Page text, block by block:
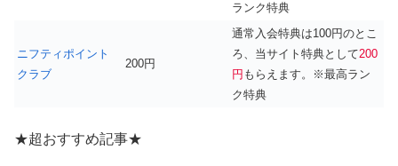
ランク特典
ニフティポイント
クラブ
200円
通常入会特典は100円のとこ
ろ、当サイト特典として200
円 もらえます。※最高ラン
ク特典
★超おすすめ記事★